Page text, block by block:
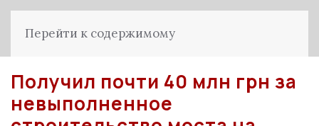
Перейти к содержимому
Получил почти 40 млн грн за
невыполненное